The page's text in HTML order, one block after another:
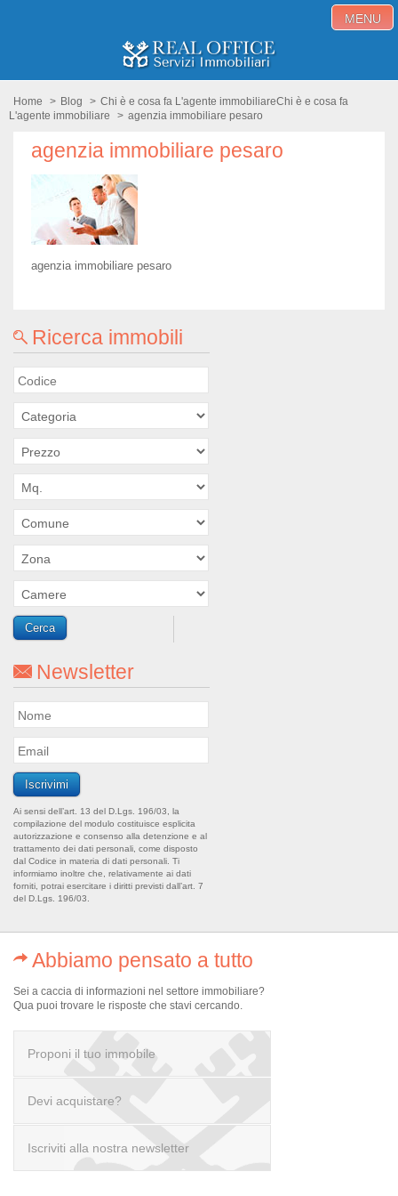
MENU
Home
Immobili in affitto
Home > Blog > Chi è e cosa fa L'agente immobiliareChi è e cosa fa
L'agente immobiliare
> agenzia immobiliare pesaro
agenzia immobiliare pesaro
agenzia immobiliare pesaro
Ricerca immobili
Newsletter
Ai sensi dell’art. 13 del D.Lgs. 196/03, la
compilazione del modulo costituisce esplicita
autorizzazione e consenso alla detenzione e al
trattamento dei dati personali, come disposto
dal Codice in materia di dati personali. Ti
informiamo inoltre che, relativamente ai dati
forniti, potrai esercitare i diritti previsti dall’art. 7
del D.Lgs. 196/03.
Abbiamo pensato a tutto
Sei a caccia di informazioni nel settore immobiliare?
Qua puoi trovare le risposte che stavi cercando.
Proponi il tuo immobile
Devi acquistare?
scrivi a info@realofficeitaly.com
Iscriviti alla nostra newsletter